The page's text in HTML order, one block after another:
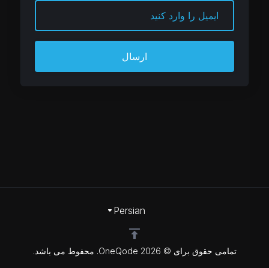
ارسال
تمامی حقوق برای © 2026 OneQode. محفوط می باشد.
Persian